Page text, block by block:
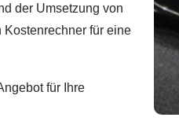
der Umsetzung von
für eine
für Ihre